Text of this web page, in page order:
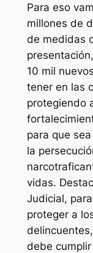
Para eso
millones de
de medidas
10 mil
tener en las
protegiendo
para que
la
vidas.
Judicial,
proteger a
debe